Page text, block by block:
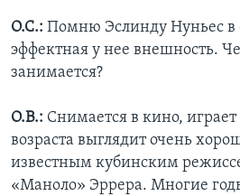
О.С.: Помню Эслинду Нуньес
эффектная у нее внешность.
занимается?
О.В.: Снимается в кино, играет
возраста выглядит очень
известным кубинским
«Маноло» Эррера. Многие